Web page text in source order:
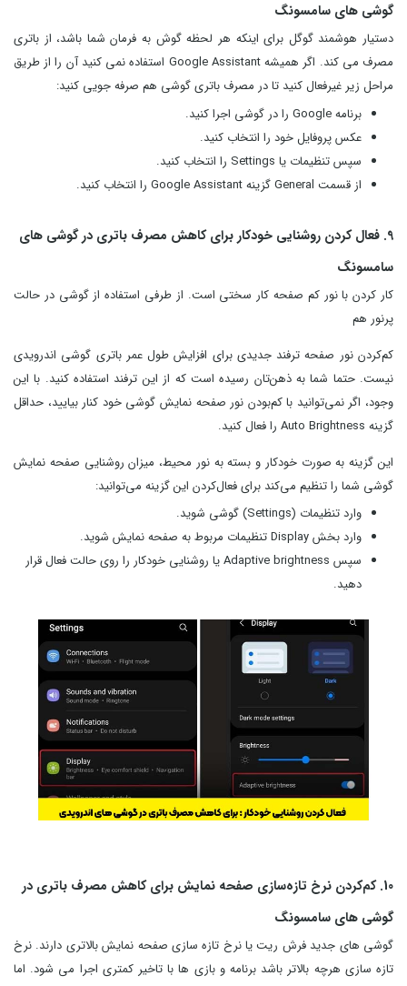
گوشی های سامسونگ
دستیار هوشمند گوگل برای اینکه هر لحظه گوش به فرمان شما باشد، از باتری
مصرف می کند. اگر همیشه
Google Assistant استفاده نمی کنید آن را از طریق
مراحل زیر غیرفعال کنید تا در مصرف باتری گوشی هم صرفه جویی کنید:
برنامه Google را در گوشی اجرا کنید.
عکس پروفایل خود را انتخاب کنید.
سپس تنظیمات یا Settings را انتخاب کنید.
از قسمت General گزینه Google Assistant را انتخاب کنید.
9. فعال کردن روشنایی خودکار برای کاهش مصرف باتری در گوشی های
سامسونگ
کار کردن با نور کم صفحه کار سختی است. از طرفی استفاده از گوشی در حالت
پرنور هم
کم‌کردن نور صفحه ترفند جدیدی برای افزایش طول عمر باتری گوشی اندرویدی
نیست. حتما شما به ذهن‌تان رسیده است که از این ترفند استفاده کنید. با این
وجود، اگر نمی‌توانید با کم‌بودن نور صفحه نمایش گوشی خود کنار بیایید، حداقل
گزینه Auto Brightness را فعال کنید.
این گزینه به صورت خودکار و بسته به نور محیط، میزان روشنایی صفحه نمایش
گوشی شما را تنظیم می‌کند برای فعال‌کردن این گزینه می‌توانید:
وارد تنظیمات (Settings) گوشی شوید.
وارد بخش Display تنظیمات مربوط به صفحه نمایش شوید.
سپس Adaptive brightness یا روشنایی خودکار را روی حالت فعال قرار
دهید.
10. کم‌کردن نرخ تازه‌سازی صفحه نمایش برای کاهش مصرف باتری در
گوشی های سامسونگ
گوشی های جدید فرش ریت یا نرخ تازه سازی صفحه نمایش بالاتری دارند. نرخ
تازه سازی هرچه بالاتر باشد برنامه و بازی ها با تاخیر کمتری اجرا می شود. اما